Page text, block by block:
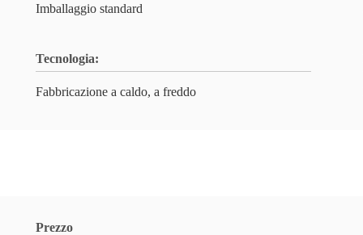
Imballaggio standard
Tecnologia:
Fabbricazione a caldo, a freddo
Prezzo